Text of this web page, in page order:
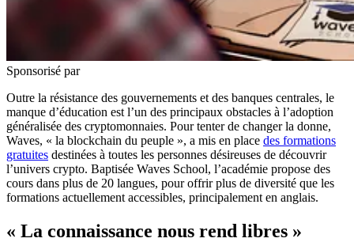
Sponsorisé par
Outre la résistance des gouvernements et des banques centrales, le
manque d’éducation est l’un des principaux obstacles à l’adoption
généralisée des cryptomonnaies. Pour tenter de changer la donne,
Waves, « la blockchain du peuple », a mis en place des formations
gratuites destinées à toutes les personnes désireuses de découvrir
l’univers crypto. Baptisée Waves School, l’académie propose des
cours dans plus de 20 langues, pour offrir plus de diversité que les
formations actuellement accessibles, principalement en anglais.
« La connaissance nous rend libres »